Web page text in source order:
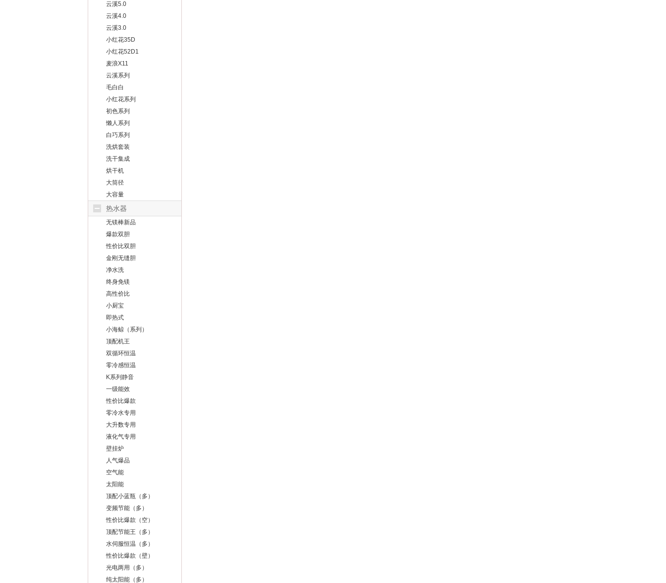
云溪5.0
云溪4.0
云溪3.0
小红花35D
小红花52D1
麦浪X11
云溪系列
毛白白
小红花系列
初色系列
懒人系列
白巧系列
洗烘套装
洗干集成
烘干机
大筒径
大容量
热水器
无镁棒新品
爆款双胆
性价比双胆
金刚无缝胆
净水洗
终身免镁
高性价比
小厨宝
即热式
小海鲸（系列）
顶配机王
双循环恒温
零冷感恒温
K系列静音
一级能效
性价比爆款
零冷水专用
大升数专用
液化气专用
壁挂炉
人气爆品
空气能
太阳能
顶配小蓝瓶（多）
变频节能（多）
性价比爆款（空）
顶配节能王（多）
水伺服恒温（多）
性价比爆款（壁）
光电两用（多）
纯太阳能（多）